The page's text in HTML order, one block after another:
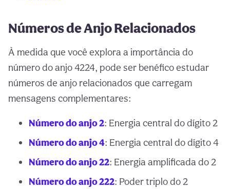
Números de Anjo Relacionados
À medida que você explora a importância do
número do anjo 4224, pode ser benéfico estudar
números de anjo relacionados que carregam
mensagens complementares:
Número do anjo 2: Energia central do dígito 2
Número do anjo 4: Energia central do dígito 4
Número do anjo 22: Energia amplificada do 2
Número do anjo 222: Poder triplo do 2